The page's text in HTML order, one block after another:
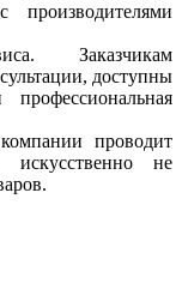
производителями
Заказчикам
доступны
проводит
искусственно не